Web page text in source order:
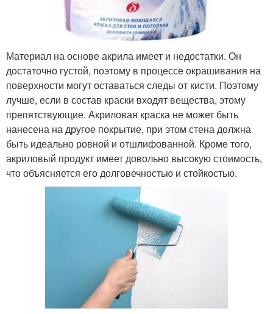
Материал на основе акрила имеет и недостатки. Он
достаточно густой, поэтому в процессе окрашивания на
поверхности могут оставаться следы от кисти. Поэтому
лучше, если в состав краски входят вещества, этому
препятствующие. Акриловая краска не может быть
нанесена на другое покрытие, при этом стена должна
быть идеально ровной и отшлифованной. Кроме того,
акриловый продукт имеет довольно высокую стоимость,
что объясняется его долговечностью и стойкостью.